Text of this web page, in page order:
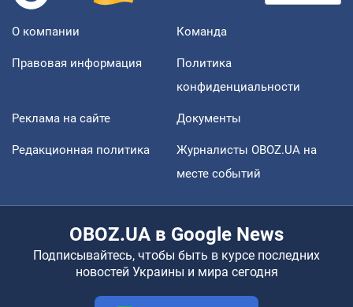
О компании Команда
Правовая информация
Политика
конфиденциальности
Реклама на сайте Документы
Редакционная политика
Журналисты OBOZ.UA на
месте событий
OBOZ.UA в Google News
Подписывайтесь, чтобы быть в курсе последних
новостей Украины и мира сегодня